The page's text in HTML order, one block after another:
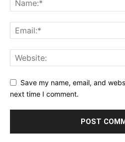
Save my name, email, and
next time I comment.